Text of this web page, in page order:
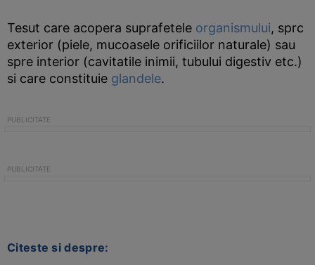
Tesut care acopera suprafetele organismului, sprc
exterior (piele, mucoasele orificiilor naturale) sau
spre interior (cavitatile inimii, tubului digestiv etc.)
si care constituie glandele.
Citeste si despre: